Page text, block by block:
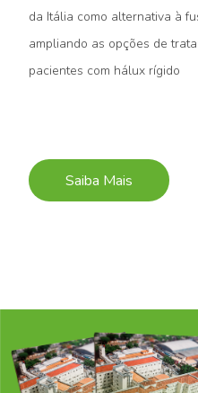
da Itália como alternativa à
ampliando as opções de
pacientes com hálux rígido
Saiba Mais